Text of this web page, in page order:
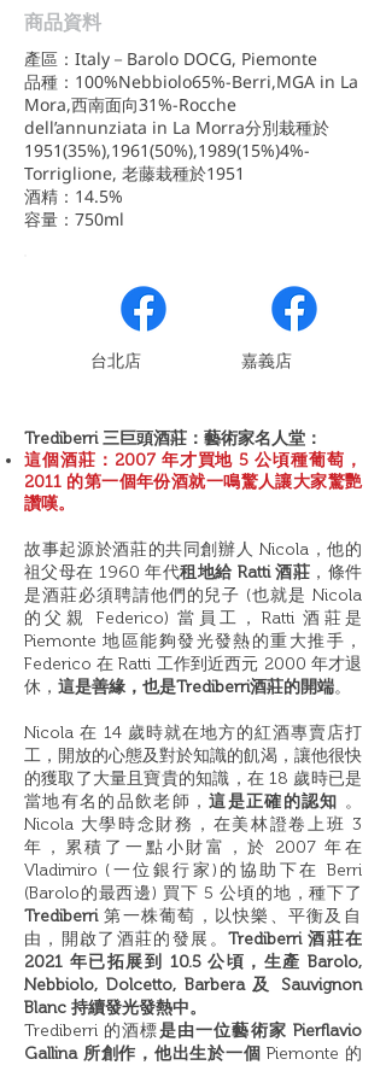
商品資料
產區：Italy－Barolo DOCG, Piemonte
品種：100%Nebbiolo65%-Berri,MGA in La
Mora,西南面向31%-Rocche
dell’annunziata in La Morra分別栽種於
1951(35%),1961(50%),1989(15%)4%-
Torriglione, 老藤栽種於1951
酒精：14.5%
容量：750ml
​台北店 嘉義店
Trediberri 三巨頭酒莊：藝術家名人堂：
這個酒莊：2007 年才買地 5 公頃種葡萄，
2011 的第一個年份酒就一鳴驚人讓大家驚艷
讚嘆。
故事起源於酒莊的共同創辦人 Nicola，他的
祖父母在 1960 年代租地給 Ratti 酒莊 ，條件
是酒莊必須聘請他們的兒子 (也就是 Nicola
的父親 Federico) 當員工，Ratti 酒莊是
Piemonte 地區能夠發光發熱的重大推手，
Federico 在 Ratti 工作到近西元 2000 年才退
休， 這是善緣，也是Trediberri酒莊的開端。
Nicola 在 14 歲時就在地方的紅酒專賣店打
工，開放的心態及對於知識的飢渴，讓他很快
的獲取了大量且寶貴的知識，在 18 歲時已是
當地有名的品飲老師，這是正確的認知 。
Nicola ⼤學時念財務，在美林證卷上班 3
年，累積了⼀點小財富，於 2007 年在
Vladimiro (⼀位銀行家)的協助下在 Berri
(Barolo的最西邊) 買下 5 公頃的地，種下了
Trediberri第⼀株葡萄，以快樂、平衡及自
由，開啟了酒莊的發展。 Trediberri 酒莊在
2021 年已拓展到 10.5 公頃，生產 Barolo,
Nebbiolo, Dolcetto, Barbera 及 Sauvignon
Blanc 持續發光發熱中。
Trediberri 的酒標是由一位藝術家 Pierflavio
Gallina 所創作，他出生於一個Piemonte 的